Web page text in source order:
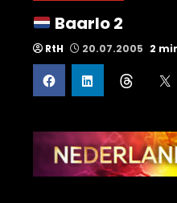
Baarlo 2
RtH 20.07.2005 2